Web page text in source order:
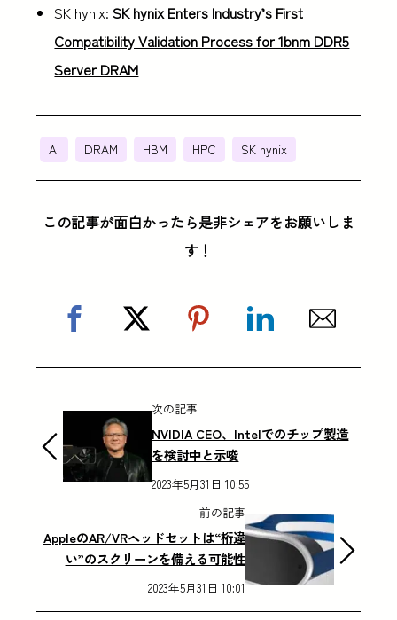
SK hynix:SK hynix Enters Industry’s First
Compatibility Validation Process for 1bnm DDR5
Server DRAM
AI DRAM HBM HPC SK hynix
この記事が面白かったら是非シェアをお願いしま
す！
次の記事
NVIDIA CEO、Intelでのチップ製造
を検討中と示唆
2023年5月31日 10:55
前の記事
AppleのAR/VRヘッドセットは“桁違
い”のスクリーンを備える可能性
2023年5月31日 10:01